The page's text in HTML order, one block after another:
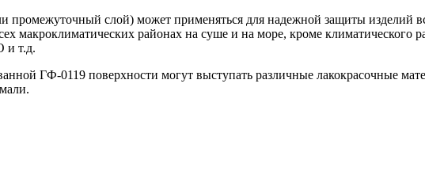
промежуточный слой) может применяться для надежной защиты изделий
макроклиматических районах на суше и на море, кроме климатического
и т.д.
ГФ-0119 поверхности могут выступать различные лакокрасочные